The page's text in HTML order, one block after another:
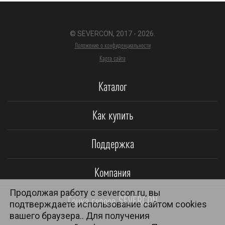
© SEVERCON, 2017 - 2026.
Положение о конфиденциальности
Карта сайта
Каталог
Как купить
Поддержка
Компания
Гонка героев SEVERCON
Продолжая работу с severcon.ru, вы
подтверждаете использование сайтом cookies
вашего браузера.. Для получения